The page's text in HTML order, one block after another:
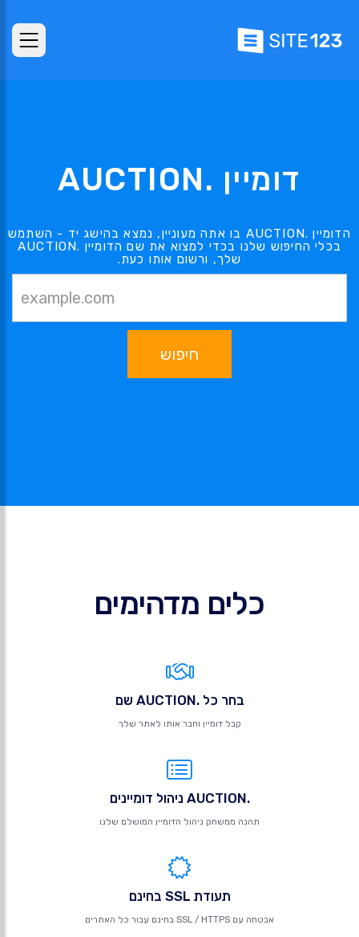
דומיין .AUCTION
הדומיין .AUCTION בו אתה מעוניין, נמצא בהישג יד - השתמש
בכלי החיפוש שלנו בכדי למצוא את שם הדומיין .AUCTION
שלך, ורשום אותו כעת.
חיפוש
כלים מדהימים
בחר כל .AUCTION שם
קבל דומיין וחבר אותו לאתר שלך
.AUCTION ניהול דומיינים
תהנה ממשחק ניהול הדומיין המושלם שלנו
תעודת SSL בחינם
אבטחה עם SSL / HTTPS בחינם עבור כל האתרים